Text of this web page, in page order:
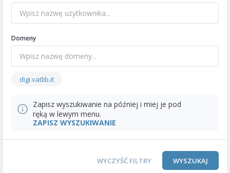
Domeny
digi.vatlib.it
Zapisz wyszukiwanie na później i miej je pod
ręką w lewym menu.
ZAPISZ WYSZUKIWANIE
WYCZYŚĆ FILTRY WYSZUKAJ